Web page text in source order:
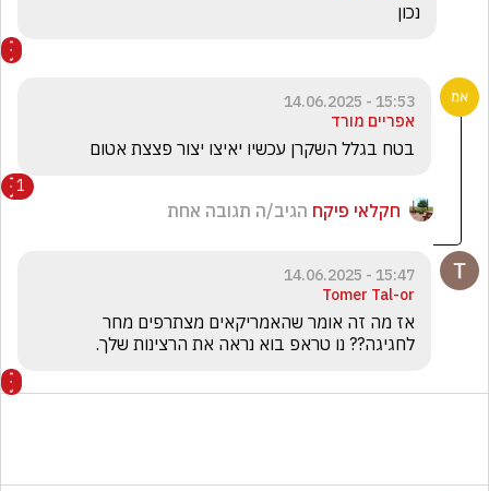
נכון
15:53 - 14.06.2025
אפריים מורד
בטח בגלל השקרן עכשיו יאיצו יצור פצצת אטום
1
חקלאי פיקח הגיב/ה תגובה אחת
15:47 - 14.06.2025
Tomer Tal-or
לחגיגה?? נו טראפ בוא נראה את הרצינות שלך.